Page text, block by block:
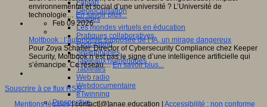
Fablab
Géolocalisation
Images
Les mondes virtuels en éducation
Pratiques collaboratives
Podcasting
Smartphones
Tableaux numériques
Tablettes
Web radio
Webdocumentaire
eTwinning
Prospective
environnemental et social d’une université ? L’Université de
technologie… En savoir plus...
Feb 09 2026
Moltbook : l’autonomie supposée de l’IA, un mirage dangereux
Pour Zoya Schaller, Director of Cybersecurity Compliance chez Keeper
Security, Moltbook n’est pas le signe d’une intelligence artificielle qui
s’émancipe. Ce réseau…En savoir plus...
Souscrire à ce flux RSS
Mentions légales| contact[@]anae.education | Accessibilité : non conforme